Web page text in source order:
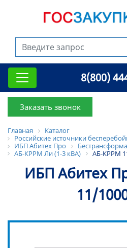
8(800)
Заказать звонок
Главная
Каталог
Российские источники
ИБП Абитех Про
АБ-КРРМ Ли (1-3 кВА)
АБ-КРРМ
ИБП Абитех
11/